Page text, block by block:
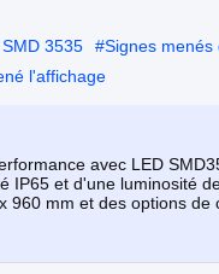
3535 #Signes menés
l'affichage
avec LED
et d'une luminosité
960 mm et des options